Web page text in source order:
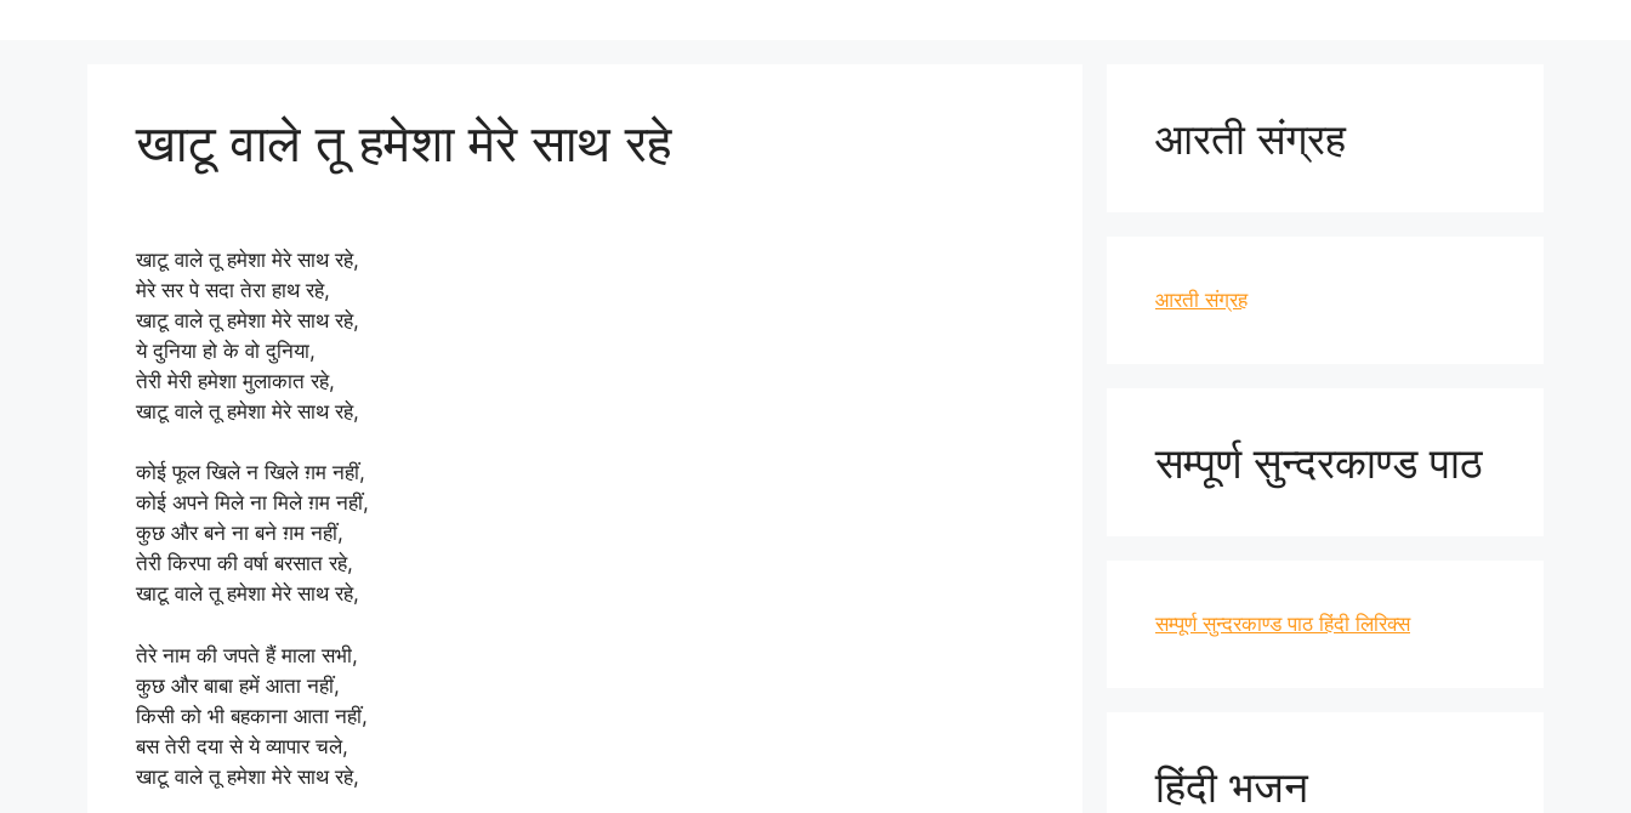
खाटू वाले तू हमेशा मेरे साथ रहे
खाटू वाले तू हमेशा मेरे साथ रहे,
मेरे सर पे सदा तेरा हाथ रहे,
खाटू वाले तू हमेशा मेरे साथ रहे,
ये दुनिया हो के वो दुनिया,
तेरी मेरी हमेशा मुलाकात रहे,
खाटू वाले तू हमेशा मेरे साथ रहे,
कोई फूल खिले न खिले ग़म नहीं,
कोई अपने मिले ना मिले ग़म नहीं,
कुछ और बने ना बने ग़म नहीं,
तेरी किरपा की वर्षा बरसात रहे,
खाटू वाले तू हमेशा मेरे साथ रहे,
तेरे नाम की जपते हैं माला सभी,
कुछ और बाबा हमें आता नहीं,
किसी को भी बहकाना आता नहीं,
बस तेरी दया से ये व्यापार चले,
खाटू वाले तू हमेशा मेरे साथ रहे,
आरती संग्रह
आरती संग्रह
सम्पूर्ण सुन्दरकाण्ड पाठ
सम्पूर्ण सुन्दरकाण्ड पाठ हिंदी लिरिक्स
हिंदी भजन